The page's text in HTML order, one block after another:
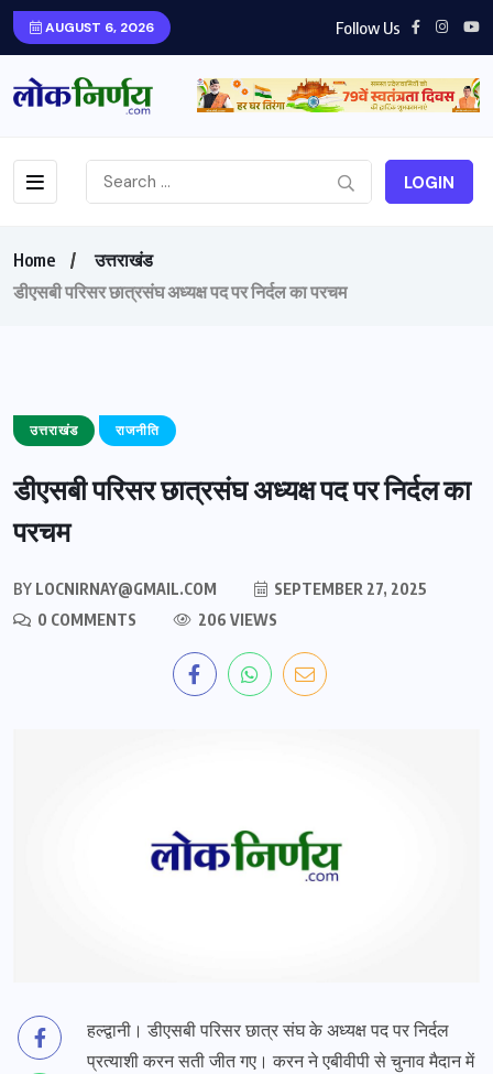
AUGUST 6, 2026 Follow Us
LOGIN
Home
उत्तराखंड
डीएसबी परिसर छात्रसंघ अध्यक्ष पद पर निर्दल का परचम
उत्तराखंड राजनीति
डीएसबी परिसर छात्रसंघ अध्यक्ष पद पर निर्दल का
परचम
BY LOCNIRNAY@GMAIL.COM
SEPTEMBER 27, 2025
0 COMMENTS
206 VIEWS
हल्द्वानी। डीएसबी परिसर छात्र संघ के अध्यक्ष पद पर निर्दल
प्रत्याशी करन सती जीत गए। करन ने एबीवीपी से चुनाव मैदान में